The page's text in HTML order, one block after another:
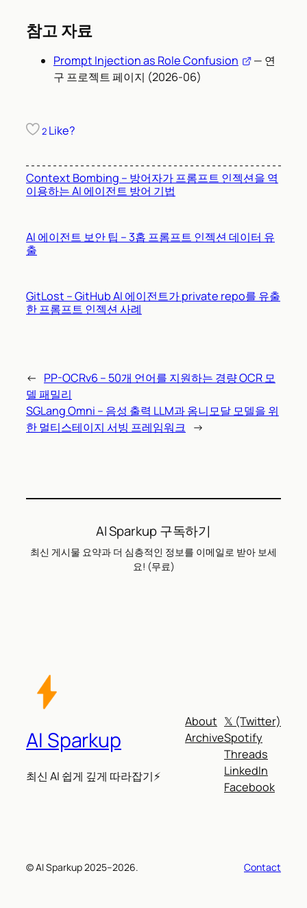
참고 자료
Prompt Injection as Role Confusion
— 연
구 프로젝트 페이지 (2026-06)
2 Like?
Context Bombing – 방어자가 프롬프트 인젝션을 역
이용하는 AI 에이전트 방어 기법
AI 에이전트 보안 팁 – 3홉 프롬프트 인젝션 데이터 유
출
GitLost – GitHub AI 에이전트가 private repo를 유출
한 프롬프트 인젝션 사례
← PP-OCRv6 – 50개 언어를 지원하는 경량 OCR 모
델 패밀리
SGLang Omni – 음성 출력 LLM과 옴니모달 모델을 위
한 멀티스테이지 서빙 프레임워크 →
AI Sparkup 구독하기
최신 게시물 요약과 더 심층적인 정보를 이메일로 받아 보세
요! (무료)
AI Sparkup
최신 AI 쉽게 깊게 따라잡기⚡
About
Archive
𝕏 (Twitter)
Spotify
Threads
LinkedIn
Facebook
© AI Sparkup 2025–2026. Contact